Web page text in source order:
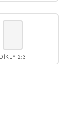
DIKEY 2:3